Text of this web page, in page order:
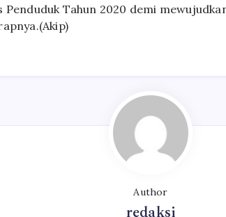
Penduduk Tahun 2020 demi
Author
redaksi